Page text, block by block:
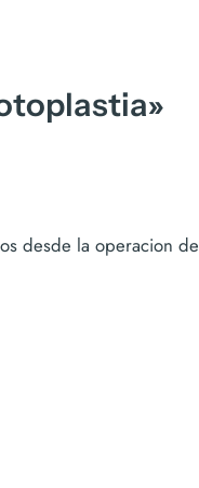
desde la operacion de